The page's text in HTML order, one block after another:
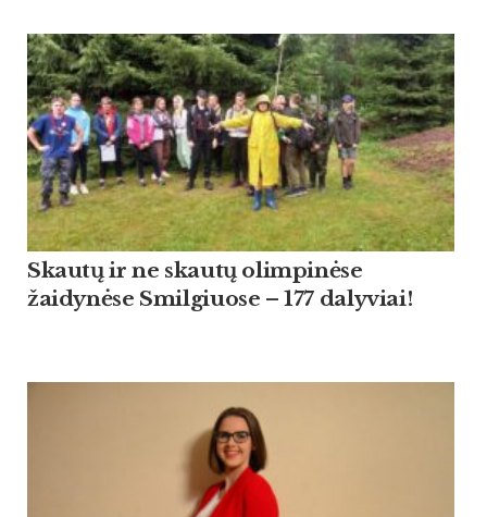
Skautų ir ne skautų olimpinėse
žaidynėse Smilgiuose – 177 dalyviai!